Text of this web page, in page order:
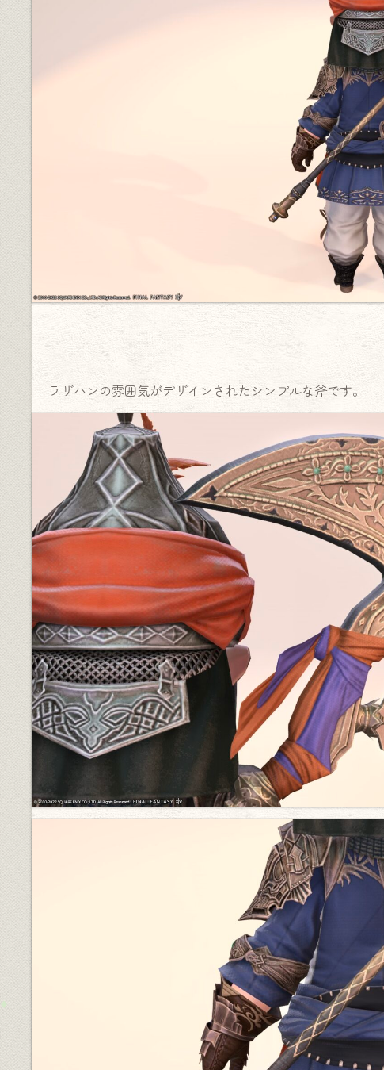
ラザハンの雰囲気がデザインされたシンプルな斧です。